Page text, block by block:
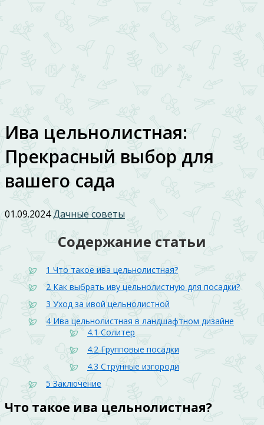
Ива цельнолистная:
Прекрасный выбор для
вашего сада
01.09.2024Дачные советы
Содержание статьи
1 Что такое ива цельнолистная?
2 Как выбрать иву цельнолистную для посадки?
3 Уход за ивой цельнолистной
4 Ива цельнолистная в ландшафтном дизайне
4.1 Солитер
4.2 Групповые посадки
4.3 Струнные изгороди
5 Заключение
Что такое ива цельнолистная?